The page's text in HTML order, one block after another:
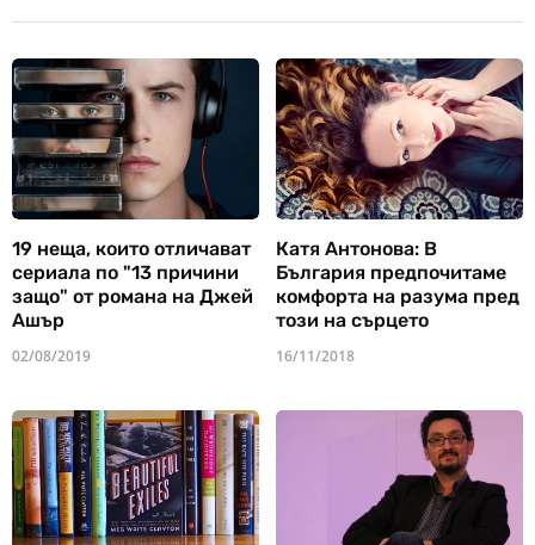
19 неща, които отличават
сериала по "13 причини
защо" от романа на Джей
Ашър
02/08/2019
Катя Антонова: В
България предпочитаме
комфорта на разума пред
този на сърцето
16/11/2018